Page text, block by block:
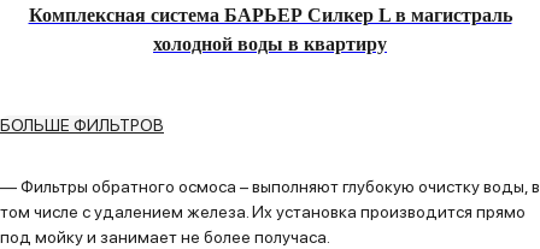
Комплексная система БАРЬЕР Силкер L в магистраль
холодной воды в квартиру
БОЛЬШЕ ФИЛЬТРОВ
—Фильтры обратного осмоса – выполняют глубокую очистку воды, в
том числе с удалением железа. Их установка производится прямо
под мойку и занимает не более получаса.